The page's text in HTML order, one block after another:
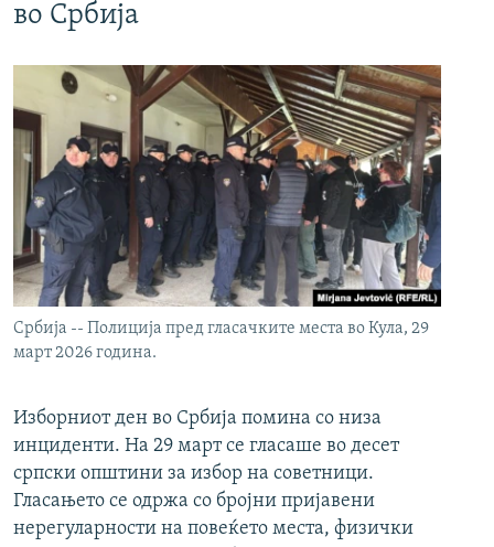
во Србија
Србија -- Полиција пред гласачките места во Кула, 29
март 2026 година.
Изборниот ден во Србија помина со низа
инциденти. На 29 март се гласаше во десет
српски општини за избор на советници.
Гласањето се одржа со бројни пријавени
нерегуларности на повеќето места, физички